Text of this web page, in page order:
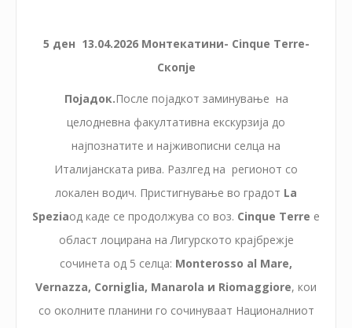
5 ден 13.04.2026 Монтекатини- Cinque Terre-
Скопје
Појадок.После појадкот заминување на
целодневна факултативна екскурзија до
најпознатите и најживописни селца на
Италијанската рива. Разлгед на регионот со
локален водич. Пристигнување во градот La
Speziaод каде се продолжува со воз. Cinque Terre е
област лоцирана на Лигурското крајбрежје
сочинета од 5 селца: Monterosso al Mare,
Vernazza, Corniglia, Manarola и Riomaggiore, кои
со околните планини го сочинуваат Националниот